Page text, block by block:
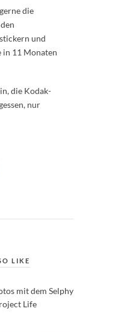
die
und
in 11 Monaten
die Kodak-
nur
LIKE
mit dem Selphy
Life